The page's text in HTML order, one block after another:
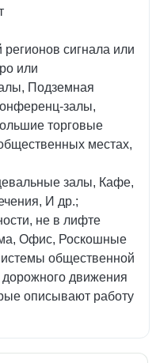
сигнала или
или
Подземная
залы,
торговые
местах,
залы, Кафе,
И др.;
не в лифте
Офис, Роскошные
общественной
дорожного движения
описывают работу